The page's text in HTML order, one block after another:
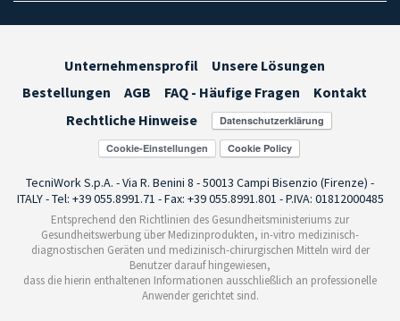
Unternehmensprofil
Unsere Lösungen
Bestellungen
AGB FAQ - Häufige Fragen
Kontakt
Rechtliche Hinweise
Cookie-Einstellungen
TecniWork S.p.A. - Via R. Benini 8 - 50013 Campi Bisenzio (Firenze) -
ITALY - Tel: +39 055.8991.71 - Fax: +39 055.8991.801 - P.IVA: 01812000485
Entsprechend den Richtlinien des Gesundheitsministeriums zur
Gesundheitswerbung über Medizinprodukten, in-vitro medizinisch-
diagnostischen Geräten und medizinisch-chirurgischen Mitteln wird der
Benutzer darauf hingewiesen,
dass die hierin enthaltenen Informationen ausschließlich an professionelle
Anwender gerichtet sind.